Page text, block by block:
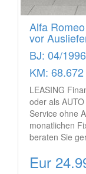
Alfa
vor
BJ: 04/
KM: 68.672
LEASING
oder als
Service ohne
monatlichen
beraten Sie
Eur